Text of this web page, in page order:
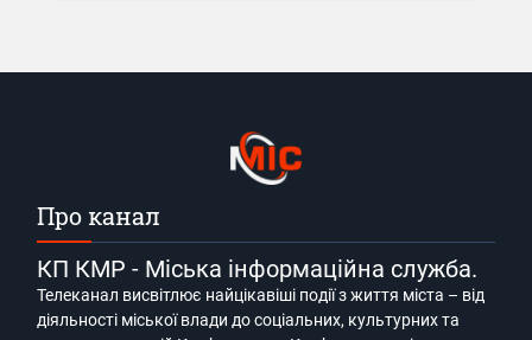
Про канал
КП КМР - Міська інформаційна служба.
Телеканал висвітлює найцікавіші події з життя міста – від
діяльності міської влади до соціальних, культурних та